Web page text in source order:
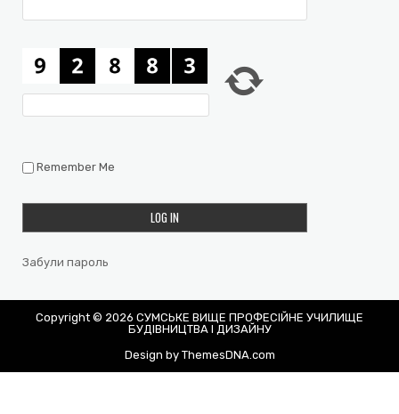
Remember Me
Забули пароль
Copyright © 2026 СУМСЬКЕ ВИЩЕ ПРОФЕСІЙНЕ УЧИЛИЩЕ
БУДІВНИЦТВА І ДИЗАЙНУ
Design by ThemesDNA.com